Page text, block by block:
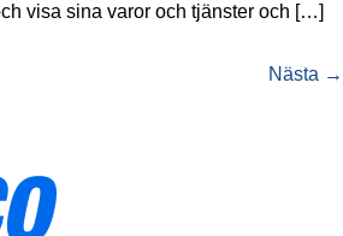
visa sina varor och tjänster och […]
Nästa →